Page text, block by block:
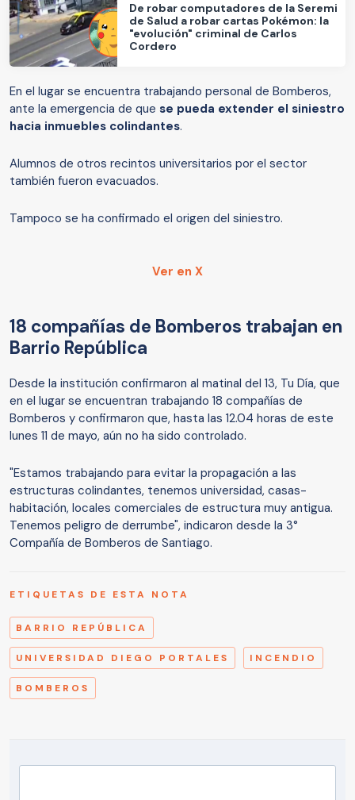
De robar computadores de la Seremi
de Salud a robar cartas Pokémon: la
"evolución" criminal de Carlos
Cordero
En el lugar se encuentra trabajando personal de Bomberos,
ante la emergencia de que se pueda extender el siniestro
hacia inmuebles colindantes.
Alumnos de otros recintos universitarios por el sector
también fueron evacuados.
Tampoco se ha confirmado el origen del siniestro.
Ver en X
18 compañías de Bomberos trabajan en
Barrio República
Desde la institución confirmaron al matinal del 13, Tu Día, que
en el lugar se encuentran trabajando 18 compañías de
Bomberos y confirmaron que, hasta las 12.04 horas de este
lunes 11 de mayo, aún no ha sido controlado.
"Estamos trabajando para evitar la propagación a las
estructuras colindantes, tenemos universidad, casas-
habitación, locales comerciales de estructura muy antigua.
Tenemos peligro de derrumbe", indicaron desde la 3°
Compañía de Bomberos de Santiago.
ETIQUETAS DE ESTA NOTA
BARRIO REPÚBLICA
UNIVERSIDAD DIEGO PORTALES INCENDIO
BOMBEROS